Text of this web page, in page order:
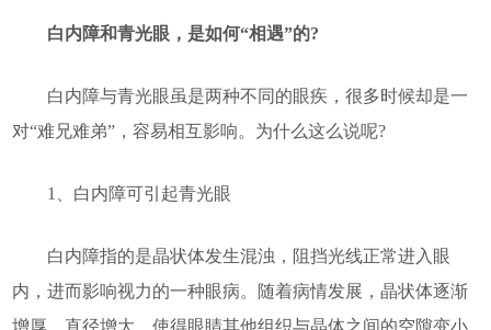
白内障和青光眼，是如何“相遇”的?
白内障与青光眼虽是两种不同的眼疾，很多时候却是一
对“难兄难弟”，容易相互影响。为什么这么说呢?
1、白内障可引起青光眼
白内障指的是晶状体发生混浊，阻挡光线正常进入眼
内，进而影响视力的一种眼病。随着病情发展，晶状体逐渐
增厚、直径增大，使得眼睛其他组织与晶体之间的空隙变小